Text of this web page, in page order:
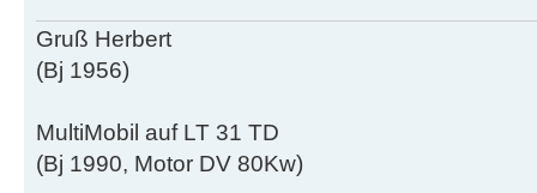
Gruß Herbert
(Bj 1956)
MultiMobil auf LT 31 TD
(Bj 1990, Motor DV 80Kw)